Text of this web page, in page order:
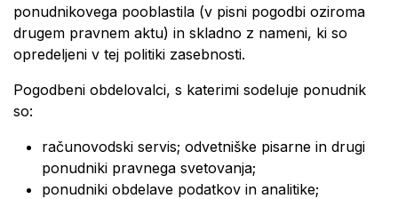
ponudnikovega pooblastila (v pisni pogodbi oziroma
drugem pravnem aktu) in skladno z nameni, ki so
opredeljeni v tej politiki zasebnosti.
Pogodbeni obdelovalci, s katerimi sodeluje ponudnik
so:
računovodski servis; odvetniške pisarne in drugi
ponudniki pravnega svetovanja;
ponudniki obdelave podatkov in analitike;